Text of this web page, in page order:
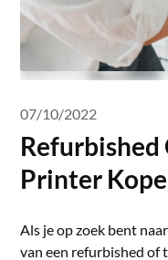
07/10/2022
Refurbished
Printer
Als je op zoek bent
van een refurbished of